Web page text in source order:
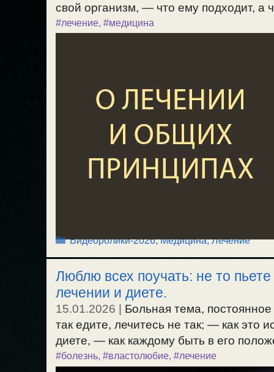
свой организм, — что ему подходит, а
#лечение, #медицина
Рубрики
Видеоролики-2026,Медицина, Лечение
Люблю всех поучать: не то
лечении и диете.
15.01.2026
Больная тема,
так едите, лечитесь не так; — как это
диете, — как каждому быть в его
#болезнь, #властолюбие, #лечение